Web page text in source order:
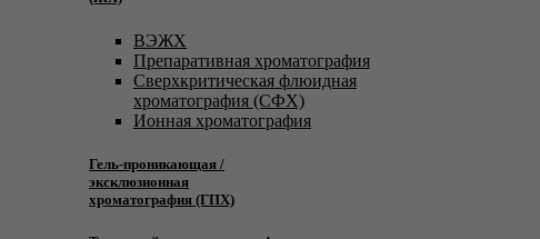
ВЭЖХ
Препаративная хроматография
Сверхкритическая флюидная
хроматография (СФХ)
Ионная хроматография
Гель-проникающая /
эксклюзионная
хроматография (ГПХ)